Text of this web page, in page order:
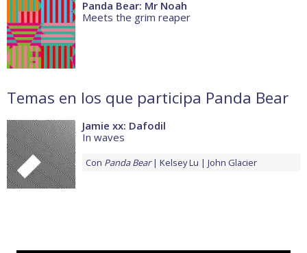
Panda Bear: Mr Noah
Meets the grim reaper
Temas en los que participa Panda Bear
Jamie xx: Dafodil
In waves
Con Panda Bear Kelsey Lu John Glacier